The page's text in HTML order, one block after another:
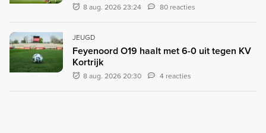
8 aug. 2026 23:24 80 reacties
JEUGD
Feyenoord O19 haalt met 6-0 uit tegen KV
Kortrijk
8 aug. 2026 20:30 4 reacties